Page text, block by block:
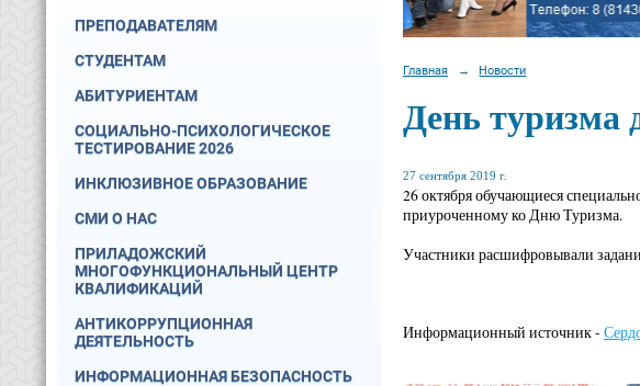
ПРЕПОДАВАТЕЛЯМ
СТУДЕНТАМ
АБИТУРИЕНТАМ
СОЦИАЛЬНО-ПСИХОЛОГИЧЕСКОЕ
ТЕСТИРОВАНИЕ 2026
ИНКЛЮЗИВНОЕ ОБРАЗОВАНИЕ
СМИ О НАС
ПРИЛАДОЖСКИЙ
МНОГОФУНКЦИОНАЛЬНЫЙ ЦЕНТР
КВАЛИФИКАЦИЙ
АНТИКОРРУПЦИОННАЯ
ДЕЯТЕЛЬНОСТЬ
ИНФОРМАЦИОННАЯ БЕЗОПАСНОСТЬ
Главная → Новости
День туризма
27 сентября 2019 г.
26 октября обучающиеся
приуроченному ко Дню Туризма.
Участники расшифровывали
Информационный источник -